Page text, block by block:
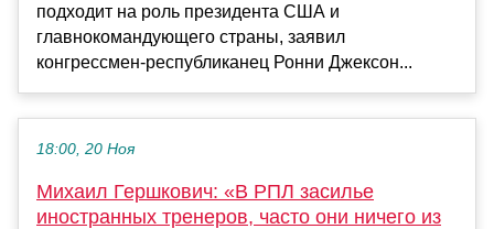
подходит на роль президента США и
главнокомандующего страны, заявил
конгрессмен-республиканец Ронни Джексон...
18:00, 20 Ноя
Михаил Гершкович: «В РПЛ засилье
иностранных тренеров, часто они ничего из